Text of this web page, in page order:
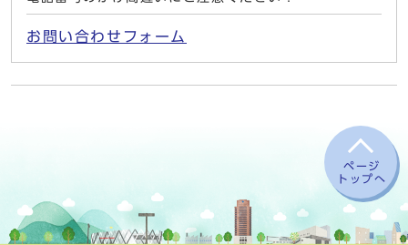
お問い合わせフォーム
ページ
トップへ